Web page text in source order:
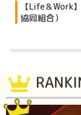
【Life＆Work
協同組合）